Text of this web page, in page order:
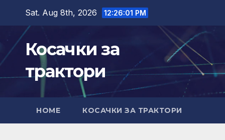
content
Sat. Aug 8th, 2026 12:26:02 PM
Косачки за
трактори
HOME КОСАЧКИ ЗА ТРАКТОРИ